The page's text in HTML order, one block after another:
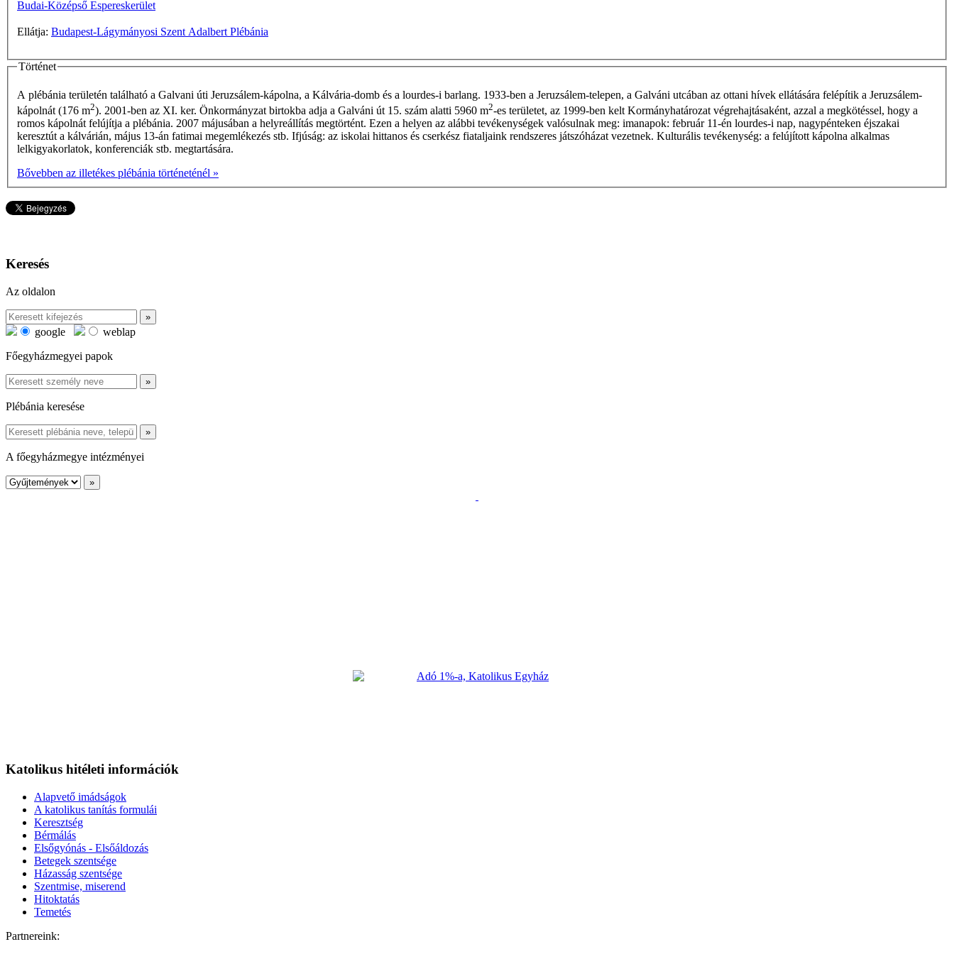
Budai-Középső Espereskerület
Ellátja: Budapest-Lágymányosi Szent Adalbert Plébánia
Történet
A plébánia területén található a Galvani úti Jeruzsálem-kápolna, a Kálvária-domb és a lourdes-i barlang. 1933-ben a Jeruzsálem-telepen, a Galváni utcában az ottani hívek ellátására felépítik a Jeruzsálem-
kápolnát (176 m2). 2001-ben az XI. ker. Önkormányzat birtokba adja a Galváni út 15. szám alatti 5960 m2-es területet, az 1999-ben kelt Kormányhatározat végrehajtásaként, azzal a megkötéssel, hogy a
romos kápolnát felújítja a plébánia. 2007 májusában a helyreállítás megtörtént. Ezen a helyen az alábbi tevékenységek valósulnak meg: imanapok: február 11-én lourdes-i nap, nagypénteken éjszakai
keresztút a kálvárián, május 13-án fatimai megemlékezés stb. Ifjúság: az iskolai hittanos és cserkész fiataljaink rendszeres játszóházat vezetnek. Kulturális tevékenység: a felújított kápolna alkalmas
lelkigyakorlatok, konferenciák stb. megtartására.
Bővebben az illetékes plébánia történeténél »
Keresés
Az oldalon
google
weblap
Főegyházmegyei papok
Plébánia keresése
A főegyházmegye intézményei
Katolikus hitéleti információk
Alapvető imádságok
A katolikus tanítás formulái
Keresztség
Bérmálás
Elsőgyónás - Elsőáldozás
Betegek szentsége
Házasság szentsége
Szentmise, miserend
Hitoktatás
Temetés
Partnereink: